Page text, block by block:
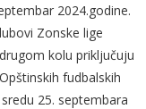
2024.godine.
Zonske lige
kolu priključuju
fudbalskih
25. septembara